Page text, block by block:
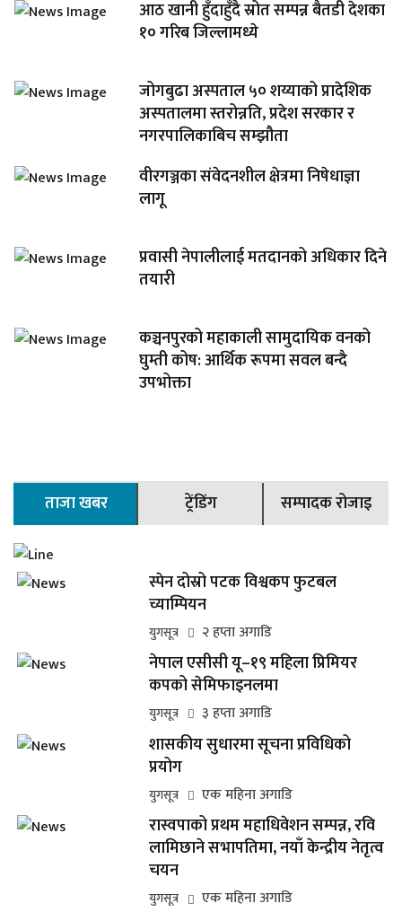
आठ खानी हुँदाहुँदै स्रोत सम्पन्न बैतडी देशका
१० गरिब जिल्लामध्ये
जोगबुढा अस्पताल ५० शय्याको प्रादेशिक
अस्पतालमा स्तरोन्नति, प्रदेश सरकार र
नगरपालिकाबिच सम्झौता
वीरगञ्जका संवेदनशील क्षेत्रमा निषेधाज्ञा
लागू
प्रवासी नेपालीलाई मतदानको अधिकार दिने
तयारी
कञ्चनपुरको महाकाली सामुदायिक वनको
घुम्ती कोष: आर्थिक रूपमा सवल बन्दै
उपभोक्ता
ताजा खबर ट्रेंडिंग सम्पादक रोजाइ
स्पेन दोस्रो पटक विश्वकप फुटबल
च्याम्पियन
युगसूत्र २ हप्ता अगाडि
नेपाल एसीसी यू–१९ महिला प्रिमियर
कपको सेमिफाइनलमा
युगसूत्र ३ हप्ता अगाडि
शासकीय सुधारमा सूचना प्रविधिको
प्रयोग
युगसूत्र एक महिना अगाडि
रास्वपाको प्रथम महाधिवेशन सम्पन्न, रवि
लामिछाने सभापतिमा, नयाँ केन्द्रीय नेतृत्व
चयन
युगसूत्र एक महिना अगाडि